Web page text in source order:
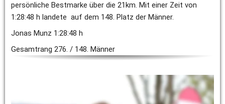
persönliche Bestmarke über die 21km. Mit einer Zeit von
1:28:48 h landete  auf dem 148. Platz der Männer.
Jonas Munz 1:28:48 h
Gesamtrang 276. / 148. Männer
Gießener Frühjahrslauf (Halbmarathon)